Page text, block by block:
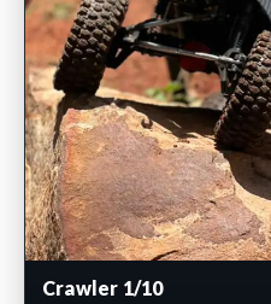
Crawler 1/10